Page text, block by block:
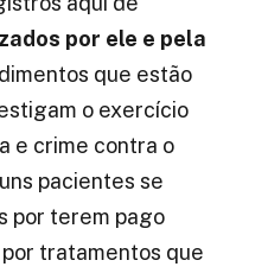
por ele e pela
que estão
o exercício
e crime contra o
pacientes se
por terem pago
tratamentos que